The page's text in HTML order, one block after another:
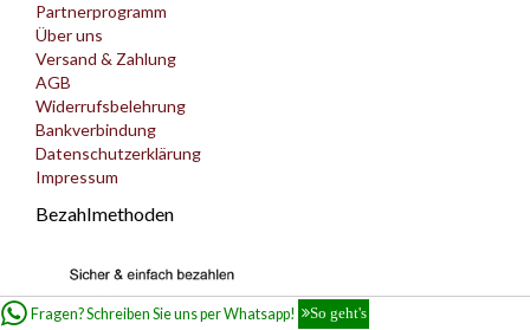
Partnerprogramm
Über uns
Versand & Zahlung
AGB
Widerrufsbelehrung
Bankverbindung
Datenschutzerklärung
Impressum
Bezahlmethoden
Fragen? Schreiben Sie uns per Whatsapp! So geht's